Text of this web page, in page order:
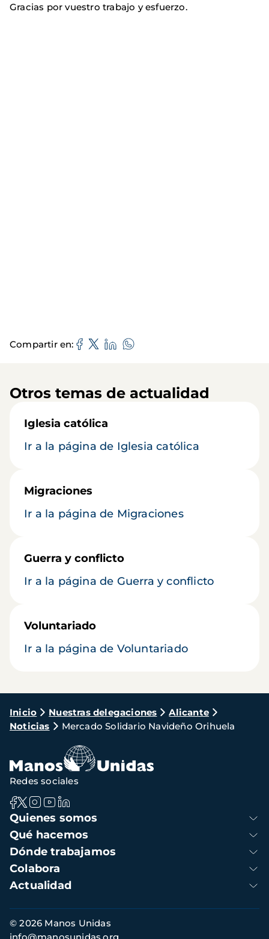
Gracias por vuestro trabajo y esfuerzo.
Compartir en
Otros temas de actualidad
Iglesia católica
Ir a la página de Iglesia católica
Migraciones
Ir a la página de Migraciones
Guerra y conflicto
Ir a la página de Guerra y conflicto
Voluntariado
Ir a la página de Voluntariado
Ruta
de
navegación
Inicio Nuestras delegaciones
Alicante
Noticias
Mercado Solidario Navideño Orihuela
Navegación
principal
Quienes somos
Qué hacemos
Dónde trabajamos
Colabora
Actualidad
Redes sociales
Información
de
© 2026 Manos Unidas